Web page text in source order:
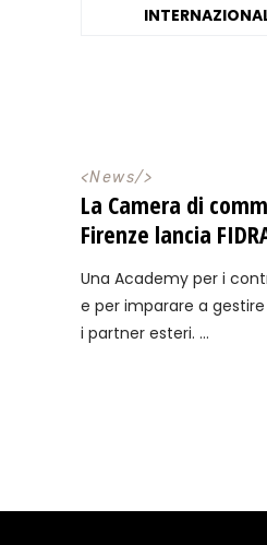
<News/>
La Camera di
Firenze lancia
Una Academy per i
e per imparare a
i partner esteri.